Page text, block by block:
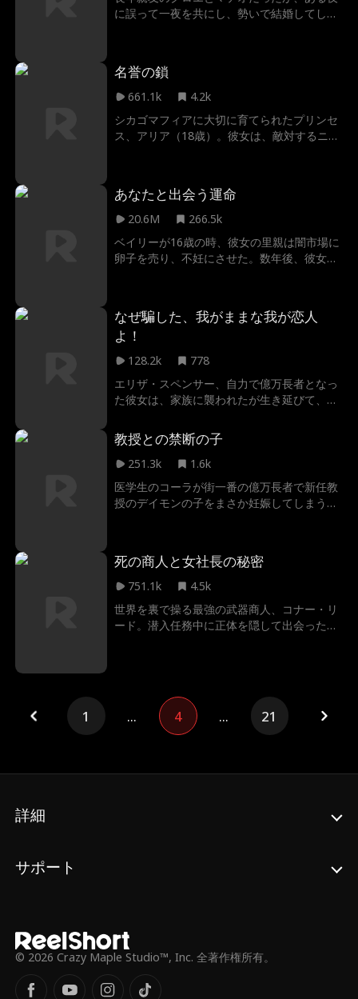
に誤って一夜を共にし、勢いで結婚してしま
のクロエも、マテオが実は大富豪のCEOだと
知った時、どう反応するのか？ドキドキの愛
名誉の鎖
661.1k
4.2k
シカゴマフィアに大切に育てられたプリンセ
ス、アリア（18歳）。彼女は、敵対するニュ
族への最大の裏切りか。それとも、これが彼
女が生き残るための唯一の道なのか——
あなたと出会う運命
20.6M
266.5k
ベイリーが16歳の時、彼女の里親は闇市場に
卵子を売り、不妊にさせた。数年後、彼女が
権争いの真っ只中だった女の子の父と出会っ
た。ベイリーとその父は秘密や裏切り、執念
深い元妻などの困難を乗り越え、本当の愛で
結ばれることになった。
なぜ騙した、我がままな我が恋人
よ！
128.2k
778
エリザ・スペンサー、自力で億万長者となっ
た彼女は、家族に襲われたが生き延びて、記
サムな見知らぬ男性、ジャスティン・パット
ンに助けられ、彼と結婚したが、ジャスティ
ンは自分の花嫁が億万長者であることを知ら
なかった。やがて記憶が戻ったが、彼女は自
分の正体を隠し、欲深い家族から自分の会社
を取り戻そうとした。それと、ジャスティン
教授との禁断の子
251.3k
1.6k
医学生のコーラが街一番の億万長者で新任教
授のデイモンの子をまさか妊娠してしまう。
し、一時の恋のはずが、深い愛へと変わる
中、裏切りと血筋の秘密が明らかになり、コ
る。
死の商人と女社長の秘密
751.1k
4.5k
世界を裏で操る最強の武器商人、コナー・リ
ード。潜入任務中に正体を隠して出会ったス
愛する者を守る父親としての顔。正体がバレ
れば破滅が待つ状況下で、コナーの命懸けの
二重生活が始まる。
1 ... 4 ... 21
詳細
サポート
© 2026 Crazy Maple Studio™, Inc. 全著作権所有。